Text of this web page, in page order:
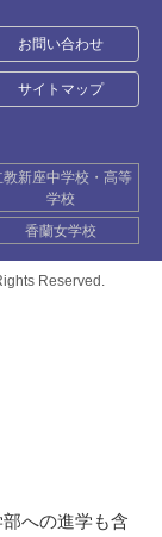
お問い合わせ
サイトマップ
教新座中学校・高等
学校
香蘭女学校
Reserved.
への進学も含